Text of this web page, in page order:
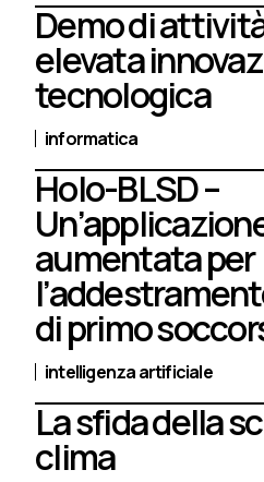
Demo di
elevata
tecnologica
informatica
Holo-BLSD –
aumentata per
di primo
intelligenza artificiale
La sfida della
clima